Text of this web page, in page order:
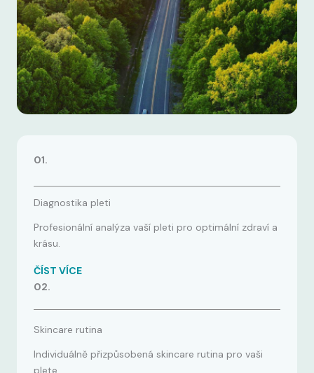
01.
Diagnostika pleti
Profesionální analýza vaší pleti pro optimální zdraví a
krásu.
ČÍST VÍCE
02.
Skincare rutina
Individuálně přizpůsobená skincare rutina pro vaši
plete.